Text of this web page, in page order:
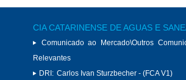
CIA CATARINENSE DE AGUAS E
Comunicado ao Mercado\Outros
Relevantes
DRI: Carlos Ivan Sturzbecher - (FCA V1)